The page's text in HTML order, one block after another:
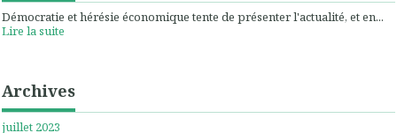
Démocratie et hérésie économique tente de présenter l'actualité, et en...
Lire la suite
Archives
juillet 2023